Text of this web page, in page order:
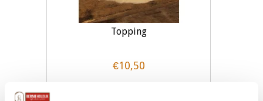
Topping
€10,50